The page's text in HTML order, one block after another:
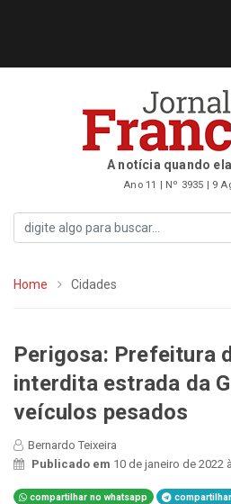
A notícia quando
Ano 11 | Nº 3935 | 9
Home Cidades
Perigosa: Prefeitura
interdita estrada da
veículos pesados
Bernardo Teixeira
Publicado em 10 de janeiro de 2022
compartilhar no whatsapp